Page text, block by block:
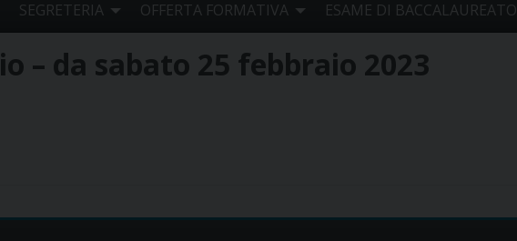
SEGRETERIA OFFERTA FORMATIVA ESAME DI BACCALAUREATO
– da sabato 25 febbraio 2023